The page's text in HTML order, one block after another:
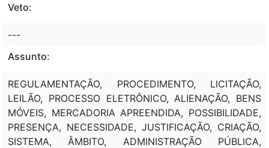
Veto:
---
Assunto:
REGULAMENTAÇÃO, PROCEDIMENTO, LICITAÇÃO,
LEILÃO, PROCESSO ELETRÔNICO, ALIENAÇÃO, BENS
MÓVEIS, MERCADORIA APREENDIDA, POSSIBILIDADE,
PRESENÇA, NECESSIDADE, JUSTIFICAÇÃO, CRIAÇÃO,
SISTEMA, ÂMBITO, ADMINISTRAÇÃO PÚBLICA,